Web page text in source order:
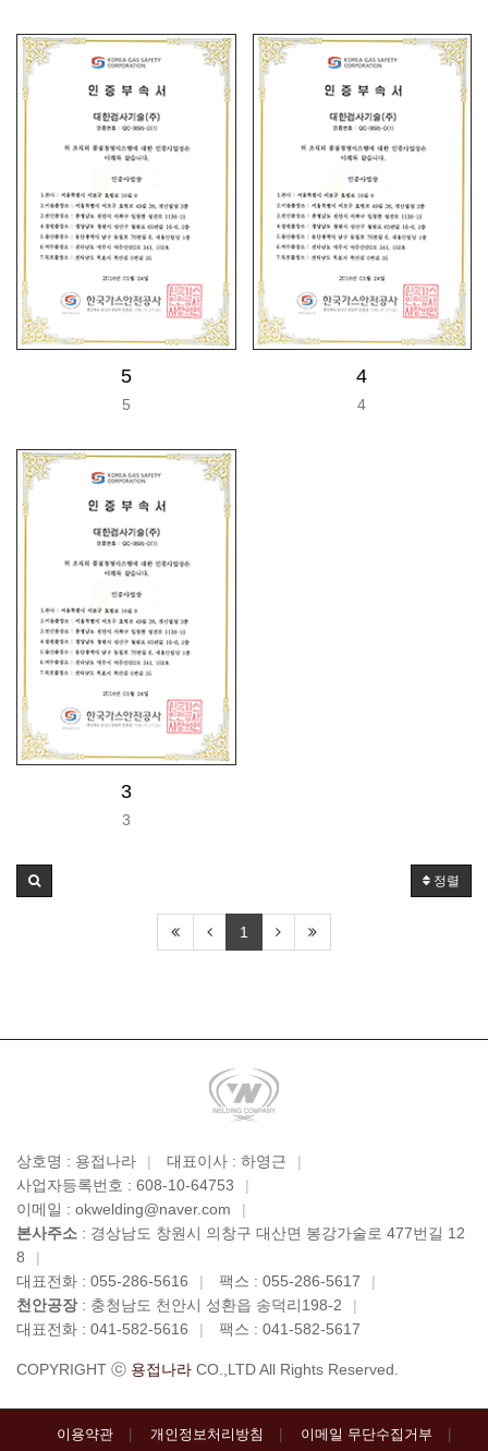
5
5
4
4
3
3
정렬
1
상호명 : 용접나라 | 대표이사 : 하영근
|
사업자등록번호 : 608-10-64753
|
이메일 : okwelding@naver.com
|
본사주소 : 경상남도 창원시 의창구 대산면 봉강가술로 477번길 12
8
|
대표전화 : 055-286-5616
| 팩스 : 055-286-5617
|
천안공장: 충청남도 천안시 성환읍 송덕리198-2
|
대표전화 : 041-582-5616
| 팩스 : 041-582-5617
COPYRIGHT ⓒ 용접나라 CO.,LTD All Rights Reserved.
이용약관 개인정보처리방침 이메일 무단수집거부